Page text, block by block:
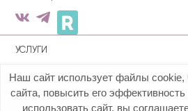
УСЛУГИ
О КЛИНИКЕ
Наш сайт использует файлы
сайта, повысить его
использовать сайт, вы